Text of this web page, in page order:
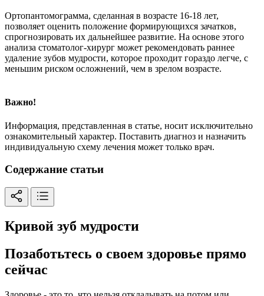
Ортопантомограмма, сделанная в возрасте 16-18 лет,
позволяет оценить положение формирующихся зачатков,
спрогнозировать их дальнейшее развитие. На основе этого
анализа стоматолог-хирург может рекомендовать раннее
удаление зубов мудрости, которое проходит гораздо легче, с
меньшим риском осложнений, чем в зрелом возрасте.
Важно!
Информация, представленная в статье, носит исключительно
ознакомительный характер. Поставить диагноз и назначить
индивидуальную схему лечения может только врач.
Содержание статьи
Кривой зуб мудрости
Позаботьтесь о своем здоровье прямо
сейчас